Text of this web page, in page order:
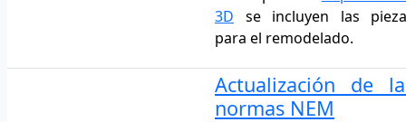
3D se incluyen las
para el remodelado.
Actualización de
normas NEM